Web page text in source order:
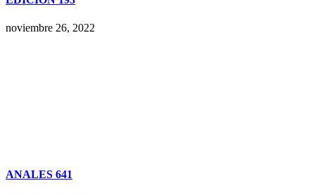
noviembre 26, 2022
ANALES 641